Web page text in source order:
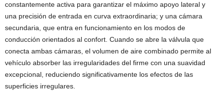
constantemente activa para garantizar el máximo apoyo lateral y
una precisión de entrada en curva extraordinaria; y una cámara
secundaria, que entra en funcionamiento en los modos de
conducción orientados al confort. Cuando se abre la válvula que
conecta ambas cámaras, el volumen de aire combinado permite al
vehículo absorber las irregularidades del firme con una suavidad
excepcional, reduciendo significativamente los efectos de las
superficies irregulares.